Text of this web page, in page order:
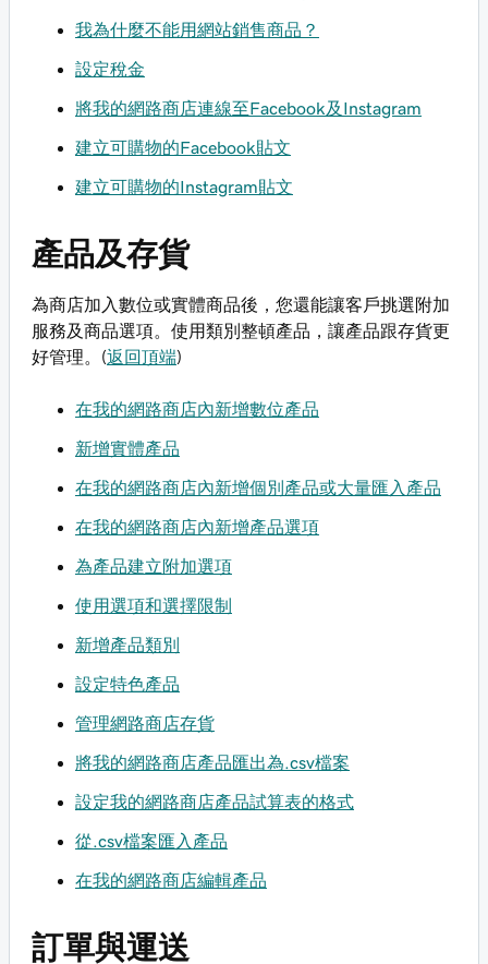
我為什麼不能用網站銷售商品？
設定稅金
將我的網路商店連線至Facebook及Instagram
建立可購物的Facebook貼文
建立可購物的Instagram貼文
產品及存貨
為商店加入數位或實體商品後，您還能讓客戶挑選附加
服務及商品選項。使用類別整頓產品，讓產品跟存貨更
好管理。(返回頂端)
在我的網路商店內新增數位產品
新增實體產品
在我的網路商店內新增個別產品或大量匯入產品
在我的網路商店內新增產品選項
為產品建立附加選項
使用選項和選擇限制
新增產品類別
設定特色產品
管理網路商店存貨
將我的網路商店產品匯出為.csv檔案
設定我的網路商店產品試算表的格式
從.csv檔案匯入產品
在我的網路商店編輯產品
訂單與運送